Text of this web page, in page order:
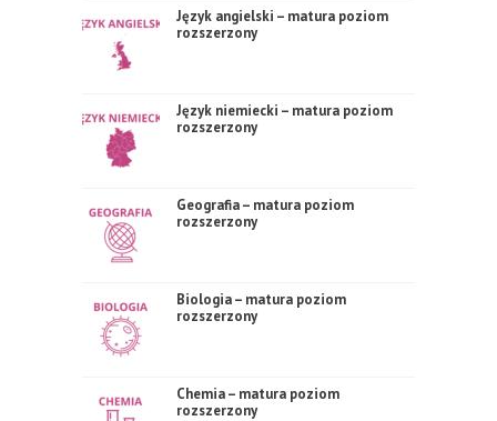
Język angielski – matura poziom
rozszerzony
Język niemiecki – matura poziom
rozszerzony
Geografia – matura poziom
rozszerzony
Biologia – matura poziom
rozszerzony
Chemia – matura poziom
rozszerzony